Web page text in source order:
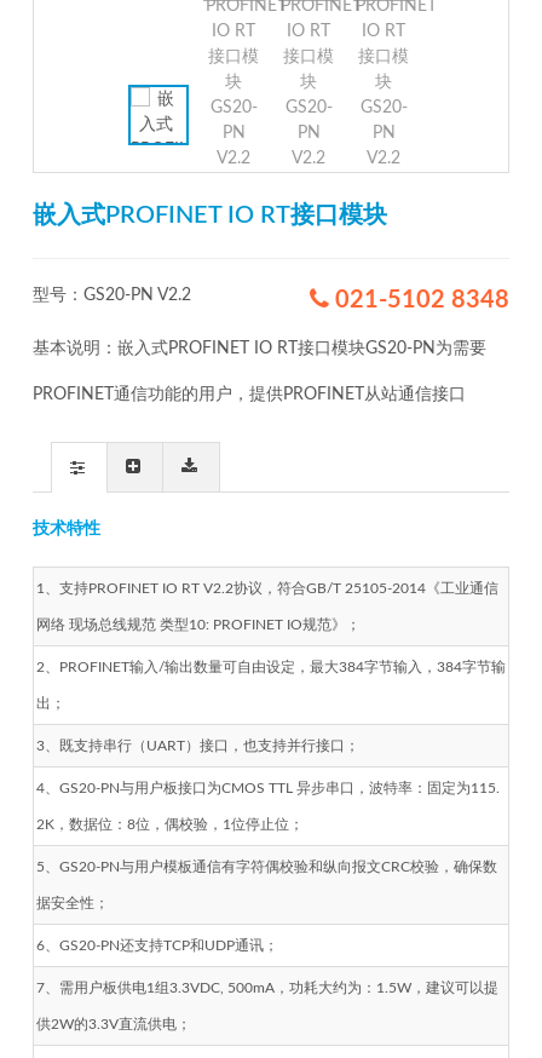
嵌入式PROFINET IO RT接口模块
型号：GS20-PN V2.2 021-5102 8348
基本说明：嵌入式PROFINET IO RT接口模块GS20-PN为需要
PROFINET通信功能的用户，提供PROFINET从站通信接口
技术特性
1、支持PROFINET IO RT V2.2协议，符合GB/T 25105-2014《工业通信
网络 现场总线规范 类型10: PROFINET IO规范》；
2、PROFINET输入/输出数量可自由设定，最大384字节输入，384字节输
出；
3、既支持串行（UART）接口，也支持并行接口；
4、GS20-PN与用户板接口为CMOS TTL 异步串口，波特率：固定为115.
2K，数据位：8位，偶校验，1位停止位；
5、GS20-PN与用户模板通信有字符偶校验和纵向报文CRC校验，确保数
据安全性；
6、GS20-PN还支持TCP和UDP通讯；
7、需用户板供电1组3.3VDC, 500mA，功耗大约为：1.5W，建议可以提
供2W的3.3V直流供电；